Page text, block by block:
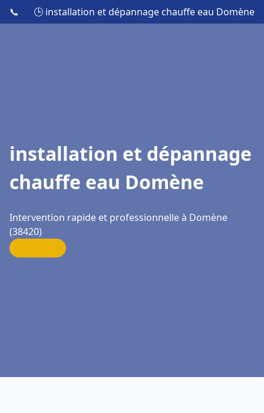
📞 🕒 installation et dépannage chauffe eau Domène
installation et dépannage
chauffe eau Domène
Intervention rapide et professionnelle à Domène
(38420)